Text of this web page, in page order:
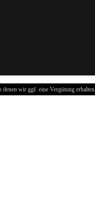
wir ggf. eine Vergütung erhalten.